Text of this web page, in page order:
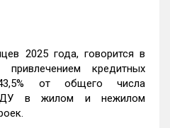
2025 года, говорится в
кредитных
от общего числа
ДДУ в жилом и нежилом